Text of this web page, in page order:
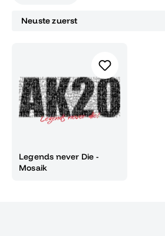
Legends never Die -
Mosaik